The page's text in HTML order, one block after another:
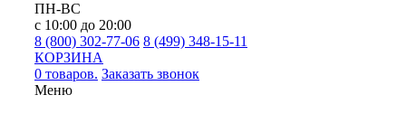
ПН-ВС
с 10:00 до 20:00
8 (800) 302-77-06 8 (499) 348-15-11
КОРЗИНА
0 товаров. Заказать звонок
Меню